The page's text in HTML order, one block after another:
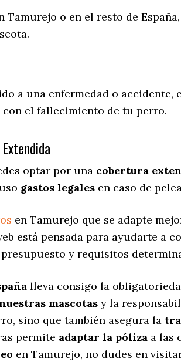
Tamurejo o en el resto de
a una enfermedad o accidente,
el fallecimiento de tu perro.
optar por una cobertura
gastos legales en caso de
en Tamurejo que se adapte
está pensada para ayudarte a
y requisitos
lleva consigo la
mascotas y la
sino que también asegura la
permite adaptar la póliza a las
en Tamurejo, no dudes en